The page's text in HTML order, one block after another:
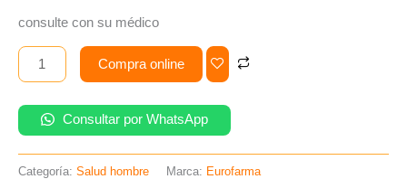
consulte con su médico
cantidad
Compra online
Consultar por WhatsApp
Categoría: Salud hombre Marca: Eurofarma